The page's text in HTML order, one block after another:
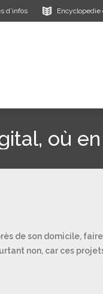
d’infos
où
de son domicile,
non, car ces